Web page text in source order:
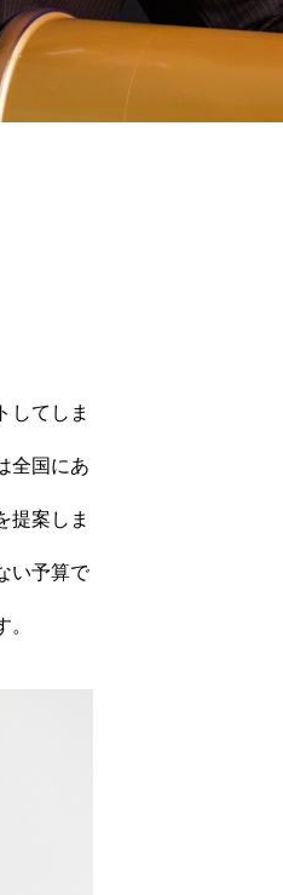
してしま
全国にあ
提案しま
い予算で